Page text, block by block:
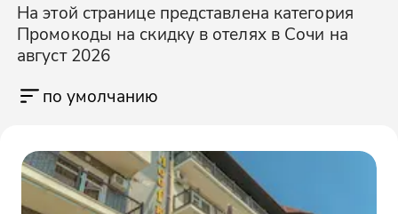
На этой странице представлена категория
Промокоды на скидку в отелях в Сочи на
август 2026
по умолчанию